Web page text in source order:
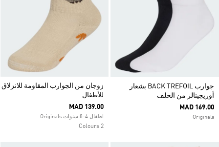
جوارب BACK TREFOIL بشعار
أوريجينالز من الخلف
MAD 169.00
Originals
زوجان من الجوارب المقاومة للانزلاق
للأطفال
MAD 139.00
اطفال 4-8 سنوات Originals
2 Colours